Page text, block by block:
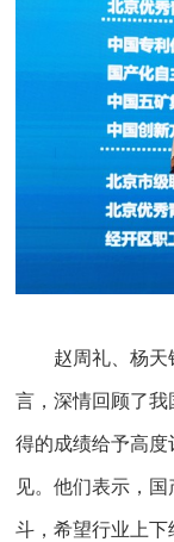
赵周礼、杨天
言，深情回顾了
得的成绩给予高
见。他们表示，
斗，希望行业上